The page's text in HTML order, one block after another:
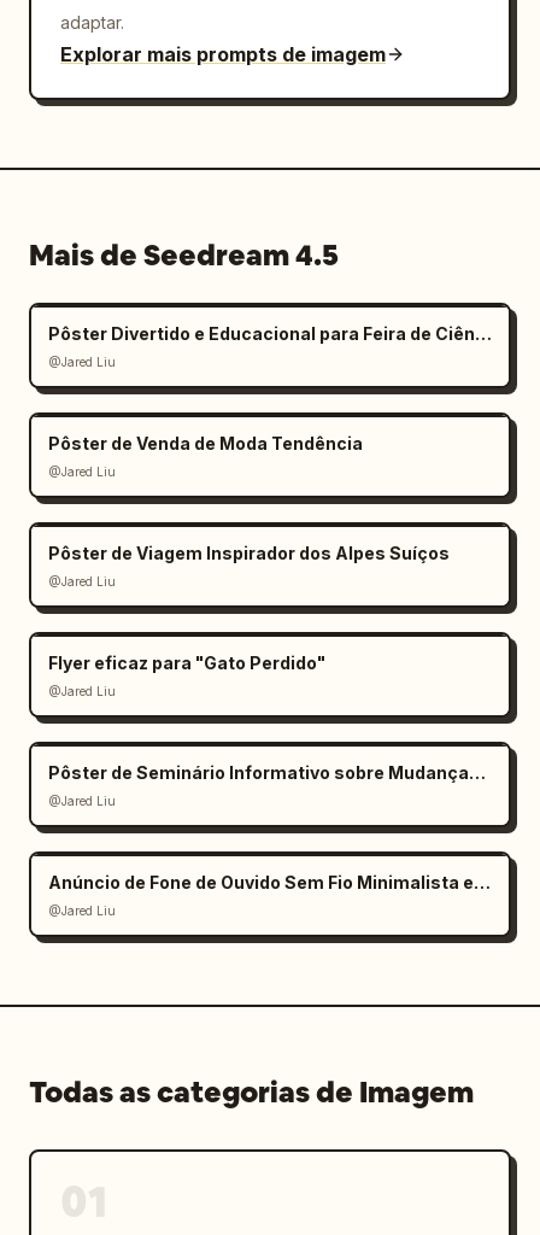
adaptar.
Explorar mais prompts de imagem
Mais de Seedream 4.5
Pôster Divertido e Educacional para Feira de Ciências Infantil
@Jared Liu
Pôster de Venda de Moda Tendência
@Jared Liu
Pôster de Viagem Inspirador dos Alpes Suíços
@Jared Liu
Flyer eficaz para "Gato Perdido"
@Jared Liu
Pôster de Seminário Informativo sobre Mudanças Climáticas
@Jared Liu
Anúncio de Fone de Ouvido Sem Fio Minimalista e Elegante
@Jared Liu
Todas as categorias de Imagem